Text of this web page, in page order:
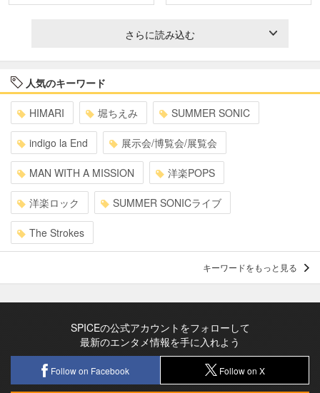
さらに読み込む
人気のキーワード
HIMARI 堀ちえみ SUMMER SONIC
indigo la End 展示会/博覧会/展覧会
MAN WITH A MISSION 洋楽POPS
洋楽ロック SUMMER SONICライブ
The Strokes
キーワードをもっと見る
SPICEの公式アカウントをフォローして
最新のエンタメ情報を手に入れよう
Follow on Facebook Follow on X